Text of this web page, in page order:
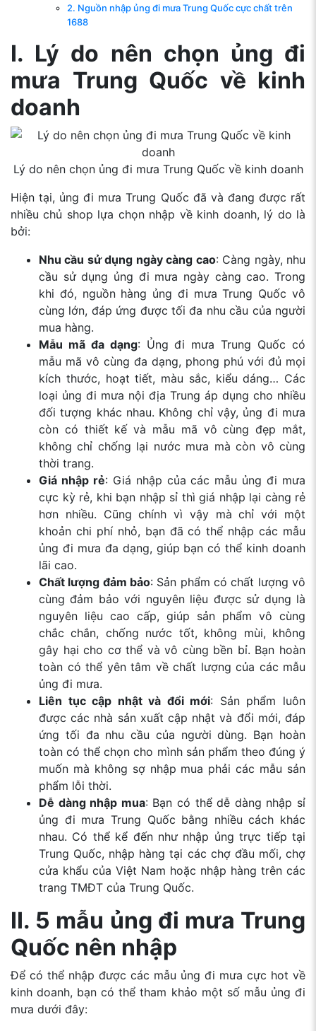
2. Nguồn nhập ủng đi mưa Trung Quốc cực chất trên
1688
I. Lý do nên chọn ủng đi
mưa Trung Quốc về kinh
doanh
Lý do nên chọn ủng đi mưa Trung Quốc về kinh doanh
Hiện tại, ủng đi mưa Trung Quốc đã và đang được rất
nhiều chủ shop lựa chọn nhập về kinh doanh, lý do là
bởi:
Nhu cầu sử dụng ngày càng cao: Càng ngày, nhu
cầu sử dụng ủng đi mưa ngày càng cao. Trong
khi đó, nguồn hàng ủng đi mưa Trung Quốc vô
cùng lớn, đáp ứng được tối đa nhu cầu của người
mua hàng.
Mẫu mã đa dạng: Ủng đi mưa Trung Quốc có
mẫu mã vô cùng đa dạng, phong phú với đủ mọi
kích thước, hoạt tiết, màu sắc, kiểu dáng… Các
loại ủng đi mưa nội địa Trung áp dụng cho nhiều
đối tượng khác nhau. Không chỉ vậy, ủng đi mưa
còn có thiết kế và mẫu mã vô cùng đẹp mắt,
không chỉ chống lại nước mưa mà còn vô cùng
thời trang.
Giá nhập rẻ: Giá nhập của các mẫu ủng đi mưa
cực kỳ rẻ, khi bạn nhập sỉ thì giá nhập lại càng rẻ
hơn nhiều. Cũng chính vì vậy mà chỉ với một
khoản chi phí nhỏ, bạn đã có thể nhập các mẫu
ủng đi mưa đa dạng, giúp bạn có thể kinh doanh
lãi cao.
Chất lượng đảm bảo: Sản phẩm có chất lượng vô
cùng đảm bảo với nguyên liệu được sử dụng là
nguyên liệu cao cấp, giúp sản phẩm vô cùng
chắc chắn, chống nước tốt, không mùi, không
gây hại cho cơ thể và vô cùng bền bỉ. Bạn hoàn
toàn có thể yên tâm về chất lượng của các mẫu
ủng đi mưa.
Liên tục cập nhật và đổi mới: Sản phẩm luôn
được các nhà sản xuất cập nhật và đổi mới, đáp
ứng tối đa nhu cầu của người dùng. Bạn hoàn
toàn có thể chọn cho mình sản phẩm theo đúng ý
muốn mà không sợ nhập mua phải các mẫu sản
phẩm lỗi thời.
Dễ dàng nhập mua: Bạn có thể dễ dàng nhập sỉ
ủng đi mưa Trung Quốc bằng nhiều cách khác
nhau. Có thể kể đến như nhập ủng trực tiếp tại
Trung Quốc, nhập hàng tại các chợ đầu mối, chợ
cửa khẩu của Việt Nam hoặc nhập hàng trên các
trang TMĐT của Trung Quốc.
II. 5 mẫu ủng đi mưa Trung
Quốc nên nhập
Để có thể nhập được các mẫu ủng đi mưa cực hot về
kinh doanh, bạn có thể tham khảo một số mẫu ủng đi
mưa dưới đây: